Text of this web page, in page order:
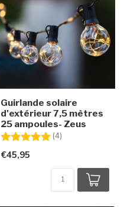
Guirlande solaire
d'extérieur 7,5 mètres
25 ampoules- Zeus
Note:
(4)
€45,95